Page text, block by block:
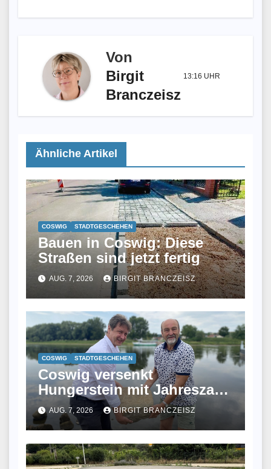
Von
Birgit
Branczeisz
13:16 UHR
Ähnliche Artikel
COSWIG STADTGESCHEHEN
Bauen in Coswig: Diese
Straßen sind jetzt fertig
AUG. 7, 2026 BIRGIT BRANCZEISZ
COSWIG STADTGESCHEHEN
Coswig versenkt
Hungerstein mit Jahreszahl
2026 in der Elbe
AUG. 7, 2026 BIRGIT BRANCZEISZ